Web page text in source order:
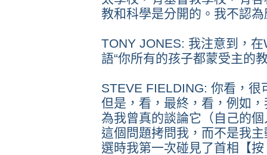
教和科學是分開的。我不認
TONY JONES: 我注意到，
語“你所有的孩子都蒙受主的
STEVE FIELDING: 你看，
但是，看，最終，看，例如
為我曾真的談論它（自己的
這個問題拷問我，而不是我
選時我第一次碰見了首相【